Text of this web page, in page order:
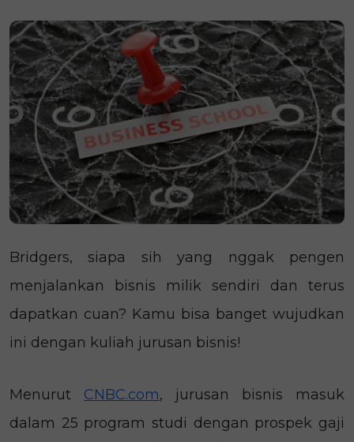
Bridgers, siapa sih yang nggak pengen
menjalankan bisnis milik sendiri dan terus
dapatkan cuan? Kamu bisa banget wujudkan
ini dengan kuliah jurusan bisnis!
Menurut CNBC.com, jurusan bisnis masuk
dalam 25 program studi dengan prospek gaji